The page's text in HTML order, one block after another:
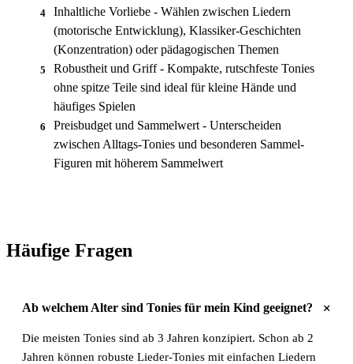
4
Inhaltliche Vorliebe - Wählen zwischen Liedern
(motorische Entwicklung), Klassiker-Geschichten
(Konzentration) oder pädagogischen Themen
5
Robustheit und Griff - Kompakte, rutschfeste Tonies
ohne spitze Teile sind ideal für kleine Hände und
häufiges Spielen
6
Preisbudget und Sammelwert - Unterscheiden
zwischen Alltags-Tonies und besonderen Sammel-
Figuren mit höherem Sammelwert
Häufige Fragen
Ab welchem Alter sind Tonies für mein Kind geeignet? +
Die meisten Tonies sind ab 3 Jahren konzipiert. Schon ab 2
Jahren können robuste Lieder-Tonies mit einfachen Liedern